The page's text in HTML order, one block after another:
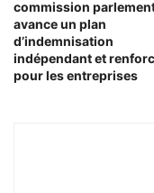
commission
avance un plan
d’indemnisation
indépendant et
pour les entreprises